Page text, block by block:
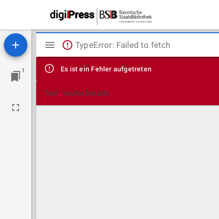
1
Mirador
Viewer
TypeError: Failed to fetch
Es ist ein Fehler aufgetreten
Technische Details